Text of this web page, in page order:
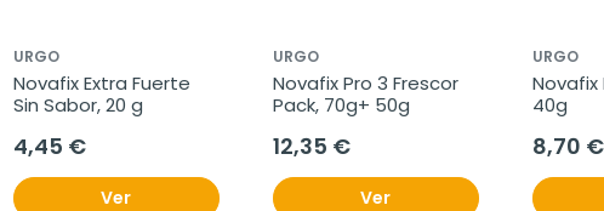
URGO
Novafix Extra Fuerte
Sin Sabor, 20 g
4,45 €
Ver
URGO
Novafix Pro 3 Frescor
Pack, 70g+ 50g
12,35 €
Ver
URGO
Novafix
40g
8,70 €